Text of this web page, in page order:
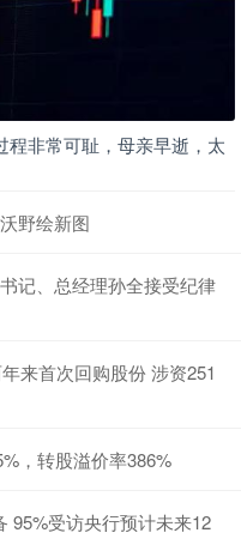
程非常可耻，母亲早逝，太
野绘新图
记、总经理孙全接受纪律
来首次回购股份 涉资251
，转股溢价率386%
95%受访央行预计未来12